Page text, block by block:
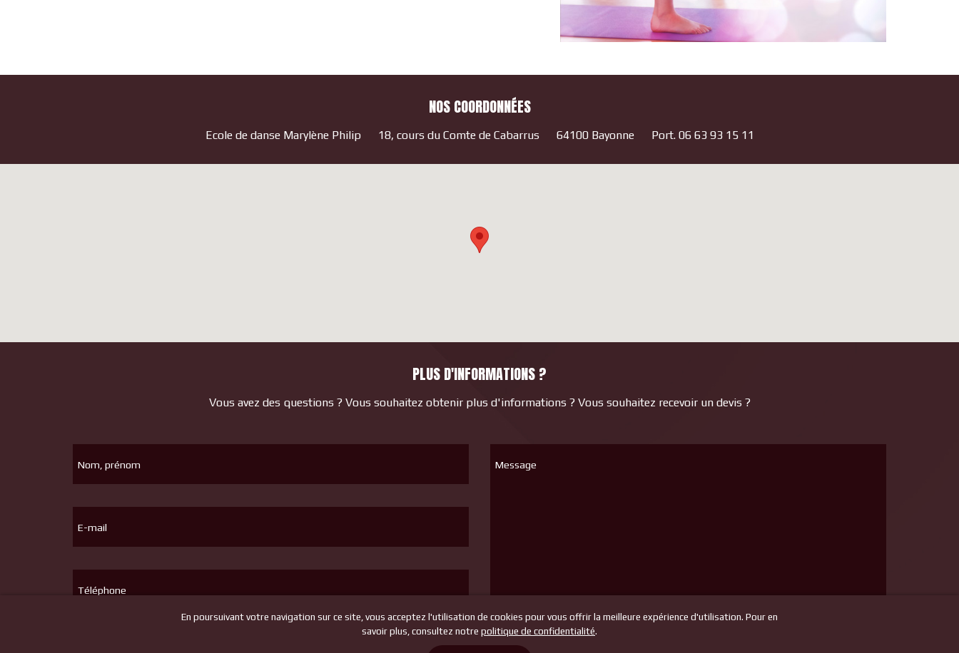
NOS COORDONNÉES
Ecole de danse Marylène Philip 18, cours du Comte de Cabarrus 64100 Bayonne Port.06 63 93 15 11
PLUS D'INFORMATIONS ?
Vous avez des questions ? Vous souhaitez obtenir plus d'informations ? Vous souhaitez recevoir un devis ?
Nom, prénom
E-mail
Téléphone
Message
En poursuivant votre navigation sur ce site, vous acceptez l'utilisation de cookies pour vous offrir la meilleure expérience d'utilisation. Pour en
savoir plus, consultez notre politique de confidentialité.